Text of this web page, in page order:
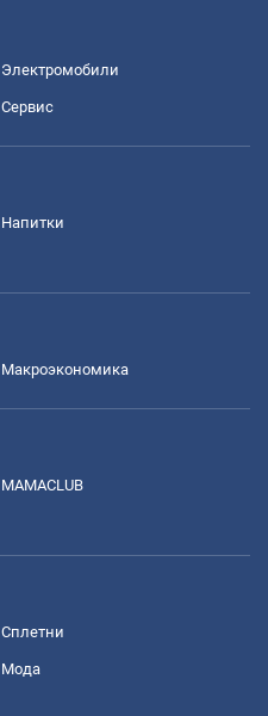
Электромобили
Сервис
Напитки
Mакроэкономика
MAMACLUB
Сплетни
Мода